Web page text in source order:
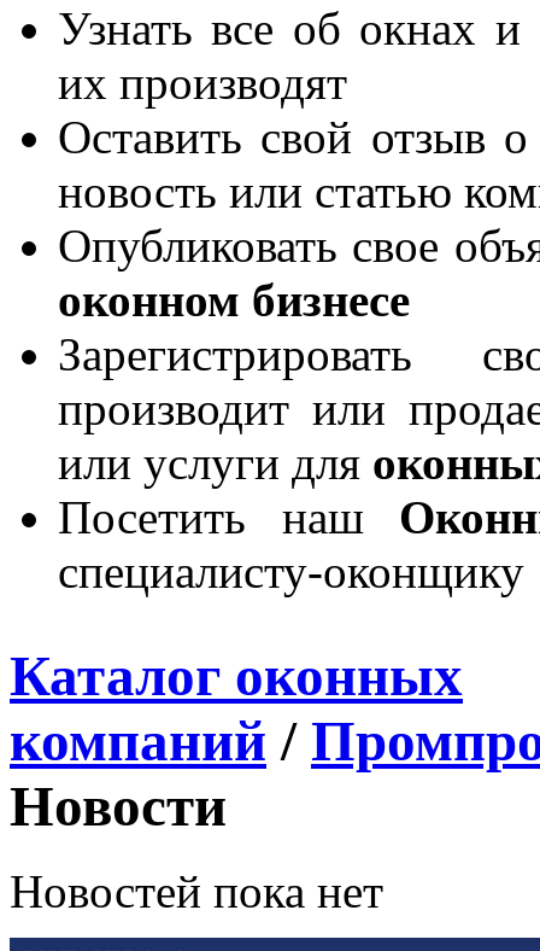
Узнать все об окнах и
их производят
Оставить свой отзыв
новость или статью
Опубликовать свое
оконном бизнесе
производит или
или услуги для
Посетить наш
специалисту-оконщику
Каталог оконных
компаний /
Новости
Новостей пока нет